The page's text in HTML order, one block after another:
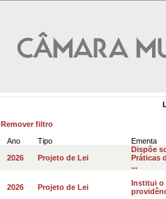
Remover filtro
Ano Tipo
Ementa
2026 Projeto de Lei
Dispõe
Práticas
...
2026 Projeto de Lei
Institui o